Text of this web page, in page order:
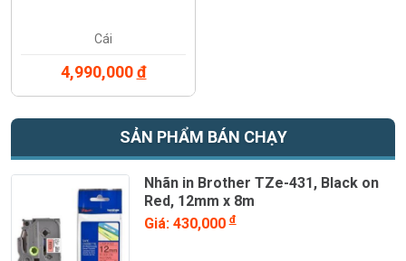
Cái
4,990,000đ
SẢN PHẨM BÁN CHẠY
Nhãn in Brother TZe-431, Black on
Red, 12mm x 8m
Giá: 430,000đ